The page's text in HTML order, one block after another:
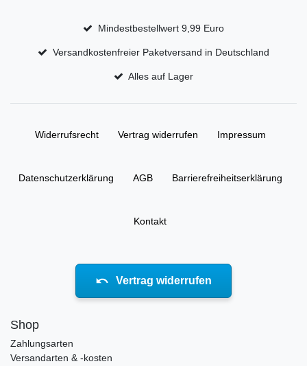
Mindestbestellwert 9,99 Euro
Versandkostenfreier Paketversand in Deutschland
Alles auf Lager
Widerrufs­recht Vertrag widerrufen Impressum
Daten­schutz­erklärung AGB Barrierefreiheitserklärung
Kontakt
Vertrag widerrufen
Shop
Zahlungsarten
Versandarten & -kosten